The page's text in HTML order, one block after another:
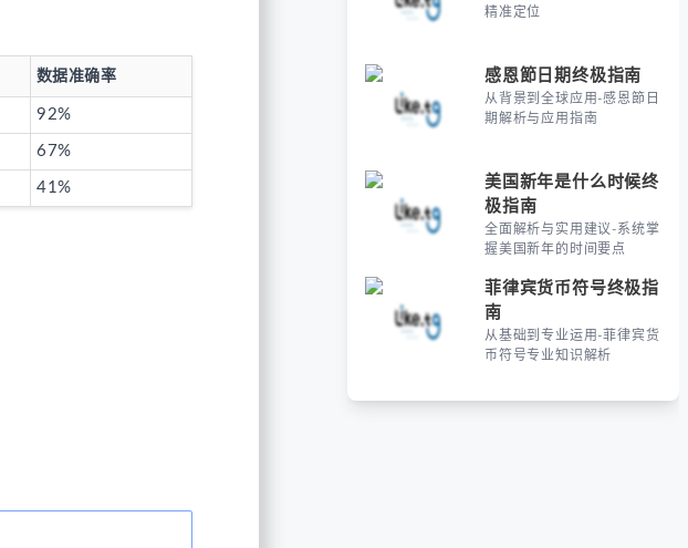
数据准确率
92%
67%
41%
精准定位
感恩節日期终极指南
从背景到全球应用-感恩節日
期解析与应用指南
美国新年是什么时候终
极指南
全面解析与实用建议-系统掌
握美国新年的时间要点
菲律宾货币符号终极指
南
从基础到专业运用-菲律宾货
币符号专业知识解析